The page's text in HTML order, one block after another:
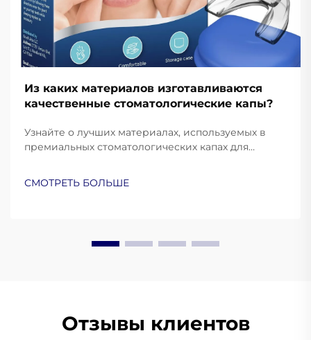
Из каких материалов изготавливаются
качественные стоматологические капы?
Узнайте о лучших материалах, используемых в
премиальных стоматологических капах для
улучшают эксплуатационные характеристики.
СМОТРЕТЬ БОЛЬШЕ
Отзывы клиентов